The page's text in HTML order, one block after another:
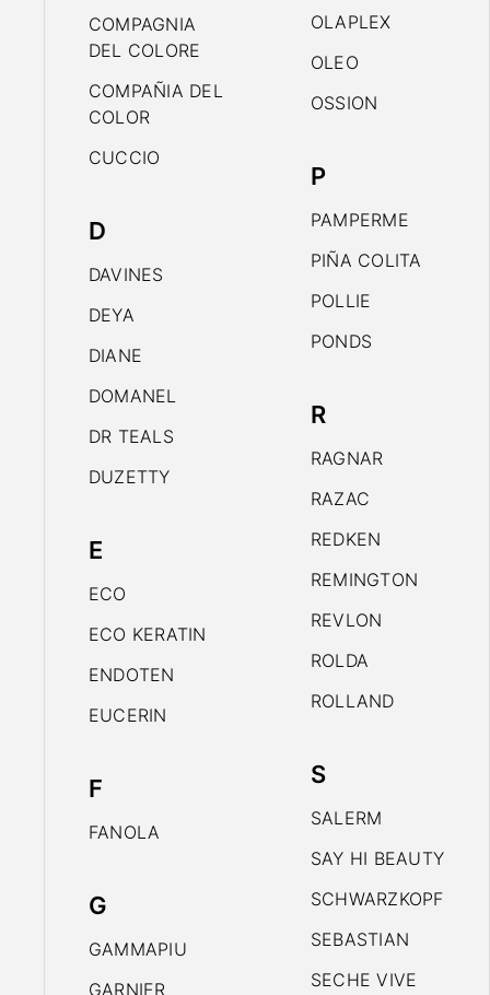
COMPAGNIA
DEL COLORE
COMPAÑIA DEL
COLOR
CUCCIO
D
DAVINES
DEYA
DIANE
DOMANEL
DR TEALS
DUZETTY
E
ECO
ECO KERATIN
ENDOTEN
EUCERIN
F
FANOLA
G
GAMMAPIU
GARNIER
OLAPLEX
OLEO
OSSION
P
PAMPERME
PIÑA COLITA
POLLIE
PONDS
R
RAGNAR
RAZAC
REDKEN
REMINGTON
REVLON
ROLDA
ROLLAND
S
SALERM
SAY HI BEAUTY
SCHWARZKOPF
SEBASTIAN
SECHE VIVE